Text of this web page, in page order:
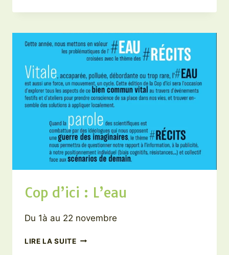
CITOYEN·NES
Cop d’ici : L’eau
Du 1à au 22 novembre
LIRE LA SUITECOP